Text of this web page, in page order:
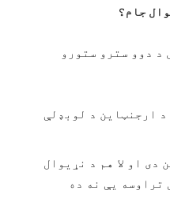
جام؟
د دوو سترو ستورو
کلن دی او د ارجنټاین د لوبډلې
رونالډو، چې ۴۱ کلن دی او لا هم د نړیوال
تراوسه یې نه ده